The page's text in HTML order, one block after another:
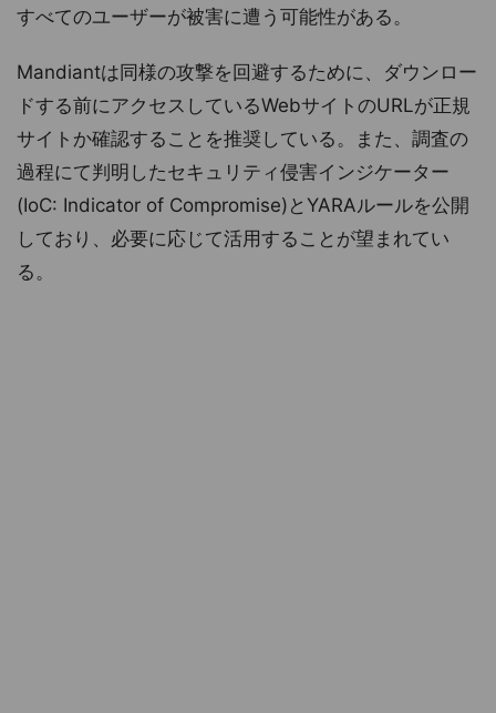
すべてのユーザーが被害に遭う可能性がある。
Mandiantは同様の攻撃を回避するために、ダウンロー
ドする前にアクセスしているWebサイトのURLが正規
サイトか確認することを推奨している。また、調査の
過程にて判明したセキュリティ侵害インジケーター
(IoC: Indicator of Compromise)とYARAルールを公開
しており、必要に応じて活用することが望まれてい
る。